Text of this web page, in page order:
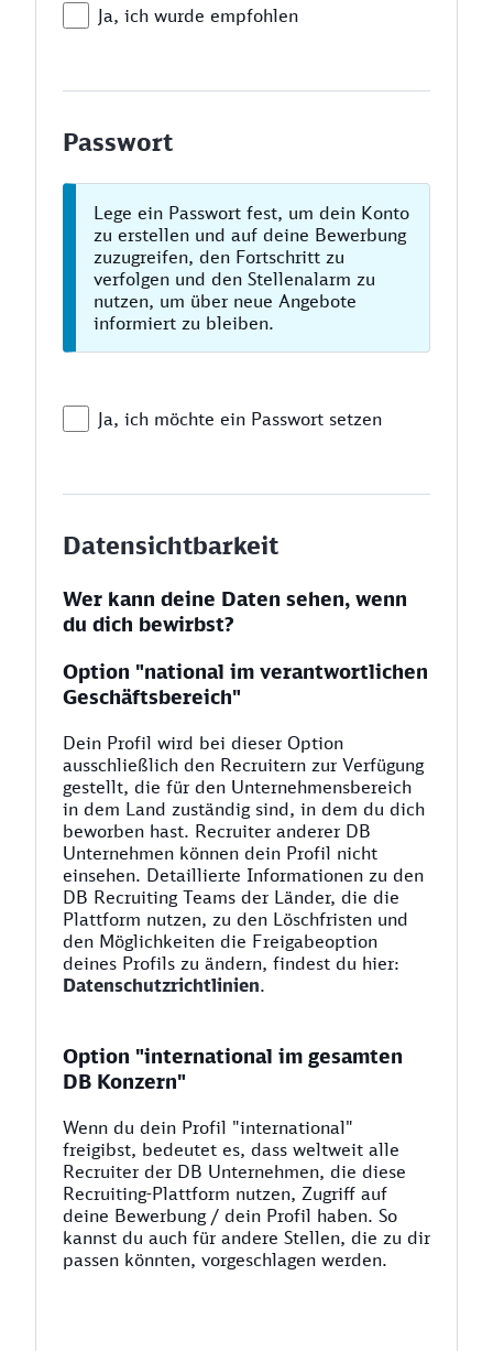
Ja, ich wurde empfohlen
Passwort
Lege ein Passwort fest, um dein Konto
zu erstellen und auf deine Bewerbung
zuzugreifen, den Fortschritt zu
verfolgen und den Stellenalarm zu
nutzen, um über neue Angebote
informiert zu bleiben.
Ja, ich möchte ein Passwort setzen
Datensichtbarkeit
Wer kann deine Daten sehen, wenn
du dich bewirbst?
Option "national im verantwortlichen
Geschäftsbereich"
Dein Profil wird bei dieser Option
ausschließlich den Recruitern zur Verfügung
gestellt, die für den Unternehmensbereich
in dem Land zuständig sind, in dem du dich
beworben hast. Recruiter anderer DB
Unternehmen können dein Profil nicht
einsehen. Detaillierte Informationen zu den
DB Recruiting Teams der Länder, die die
Plattform nutzen, zu den Löschfristen und
den Möglichkeiten die Freigabeoption
deines Profils zu ändern, findest du hier:
Datenschutzrichtlinien.
Option "international im gesamten
DB Konzern"
Wenn du dein Profil "international"
freigibst, bedeutet es, dass weltweit alle
Recruiter der DB Unternehmen, die diese
Recruiting-Plattform nutzen, Zugriff auf
deine Bewerbung / dein Profil haben. So
kannst du auch für andere Stellen, die zu dir
passen könnten, vorgeschlagen werden.